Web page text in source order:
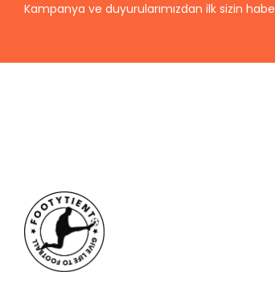
Kampanya ve duyurularımızdan ilk sizin